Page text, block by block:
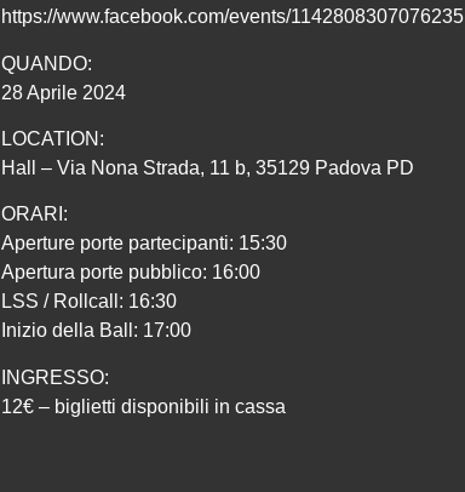
https://www.facebook.com/events/1142808307076235
QUANDO:
28 Aprile 2024
LOCATION:
Hall – Via Nona Strada, 11 b, 35129 Padova PD
ORARI:
Aperture porte partecipanti: 15:30
Apertura porte pubblico: 16:00
LSS / Rollcall: 16:30
Inizio della Ball: 17:00
INGRESSO:
12€ – biglietti disponibili in cassa